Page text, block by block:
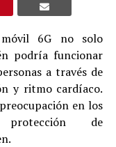
6G no solo
podría funcionar
a través de
y ritmo cardíaco.
en los
protección de